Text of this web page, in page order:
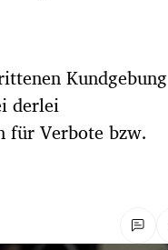
Kundgebung
derlei
für Verbote bzw.